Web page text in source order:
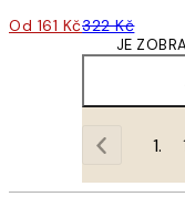
Od 161 Kč322 Kč
JE